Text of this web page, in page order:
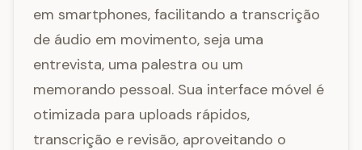
em smartphones, facilitando a transcrição
de áudio em movimento, seja uma
entrevista, uma palestra ou um
memorando pessoal. Sua interface móvel é
otimizada para uploads rápidos,
transcrição e revisão, aproveitando o